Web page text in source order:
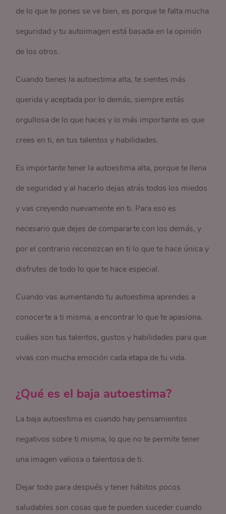
de lo que te pones se ve bien, es porque te falta mucha
seguridad y tu autoimagen está basada en la opinión
de los otros.
Cuando tienes la autoestima alta, te sientes más
querida y aceptada por lo demás, siempre estás
orgullosa de lo que haces y lo más importante es que
crees en ti, en tus talentos y habilidades.
Es importante tener la autoestima alta, porque te llena
de seguridad y al hacerlo dejas atrás todos los miedos
y vas creyendo nuevamente en ti. Para eso es
necesario que dejes de compararte con los demás, y
por el contrario reconozcan en ti lo que te hace única y
disfrutes de todo lo que te hace especial.
Cuando vas aumentando tu autoestima aprendes a
conocerte a ti misma, a encontrar lo que te apasiona,
cuáles son tus talentos, gustos y habilidades para que
vivas con mucha emoción cada etapa de tu vida.
¿Qué es el baja autoestima?
La baja autoestima es cuando hay pensamientos
negativos sobre ti misma, lo que no te permite tener
una imagen valiosa o talentosa de ti.
Dejar todo para después y tener hábitos pocos
saludables son cosas que te pueden suceder cuando